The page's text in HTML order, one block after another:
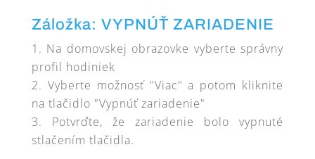
Záložka: VYPNÚŤ ZARIADENIE
Na domovskej obrazovke vyberte správny
profil hodiniek
Vyberte možnosť "Viac" a potom kliknite
na tlačidlo "Vypnúť zariadenie"
Potvrďte, že zariadenie bolo vypnuté
stlačením tlačidla.